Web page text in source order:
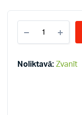
KV12-
300*3000
quantity
Noliktavā: Zvanīt